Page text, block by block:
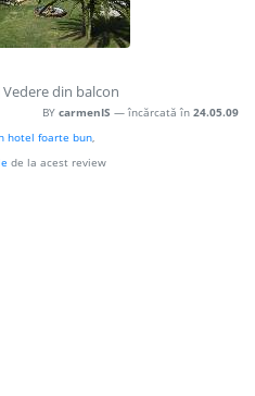
Vedere din balcon
BY carmenIS — încărcată în 24.05.09
hotel foarte bun,
de la acest review